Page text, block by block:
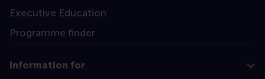
Executive Education
Programme finder
Information for